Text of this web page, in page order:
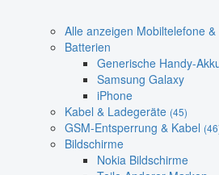
Alle anzeigen Mobiltelefone &
Batterien
Generische Handy-
Samsung Galaxy
iPhone
Kabel & Ladegeräte (45)
GSM-Entsperrung & Kabel
Bildschirme
Nokia Bildschirme